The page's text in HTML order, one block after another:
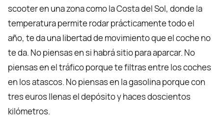
scooter en una zona como la Costa del Sol, donde la
temperatura permite rodar prácticamente todo el
año, te da una libertad de movimiento que el coche no
te da. No piensas en si habrá sitio para aparcar. No
piensas en el tráfico porque te filtras entre los coches
en los atascos. No piensas en la gasolina porque con
tres euros llenas el depósito y haces doscientos
kilómetros.